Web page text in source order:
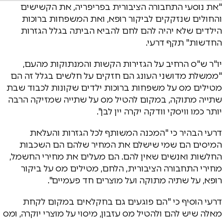
"את נוסעי התחבורה הציבורית בפריפריה, את הקשישים
והחולים שנזקקים לביקור רופא, ואת המשפחות ברוכות
הילדים שלא יהיה להם לחם להביא הביתה בגלל הגזרות
החדשות" תקף דרעי.
יו"ר ש"ס הרחיב על הגזירות הקשות והמנתוקות מהעם,
"ממשלת מדושני העונג הם חזקים על חלשים בגלל זה הם
מטילים מס על משפחות ברוכות ילדים שקונות לכבוד שבת
שתייה מתוקה, במקום להטיל מס על שתייה שמזיקה הרבה
יותר כמו וויסקי וודקה יקרה יין לבן".
דרעי הבהיר כי "המכנה המשותף לכל הגזרות והעלאת
המיסים הם שמי שישלם את המחיר שלהם הם השכבות
החלשות ואנשים שאין להם. הם מעלים את מחירי החשמל,
מחירי התחבורה הציבורית, הלחם, מטילים מס על ביקור
רופא, על שתיה מתוקה ועל מוצרים חד פעמיים".
דרעי הוסיף כי "הם פוגעים גם בחקלאים במקום לקחת
מאלה שיש להם ולהטיל מס עזבון, מיסוי על מוצרי יוקרה, ומס